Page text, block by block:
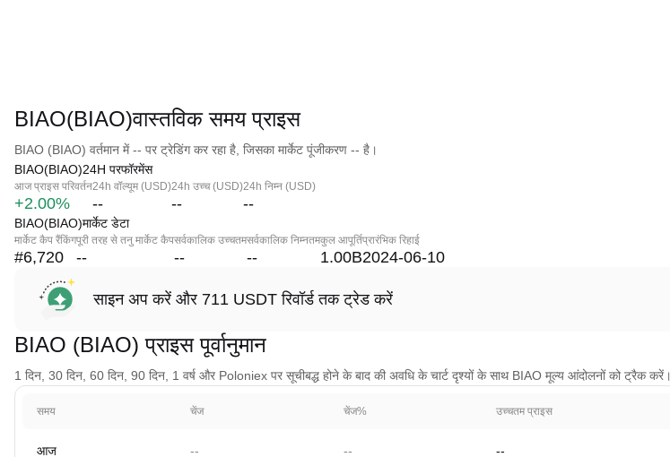
BIAO(BIAO)वास्तविक समय प्राइस
BIAO (BIAO) वर्तमान में -- पर ट्रेडिंग कर रहा है, जिसका मार्केट पूंजीकरण -- है।
BIAO(BIAO)24H परफॉरमेंस
आज प्राइस परिवर्तन
+2.00%
24h वॉल्यूम (USD)
--
24h उच्च (USD)
--
24h निम्न (USD)
--
BIAO(BIAO)मार्केट डेटा
मार्केट कैप रैंकिंग
#6,720
पूरी तरह से तनु मार्केट कैप
--
सर्वकालिक उच्चतम
--
सर्वकालिक निम्नतम
--
कुल आपूर्ति
1.00B
प्रारंभिक रिहाई
2024-06-10
साइन अप करें और 711 USDT रिवॉर्ड तक ट्रेड करें
BIAO (BIAO) प्राइस पूर्वानुमान
1 दिन, 30 दिन, 60 दिन, 90 दिन, 1 वर्ष और Poloniex पर सूचीबद्ध होने के बाद की अवधि के चार्ट दृश्यों के साथ BIAO मूल्य आंदोलनों को ट्रैक करें।
समय चेंज चेंज% उच्चतम प्राइस
आज -- -- --